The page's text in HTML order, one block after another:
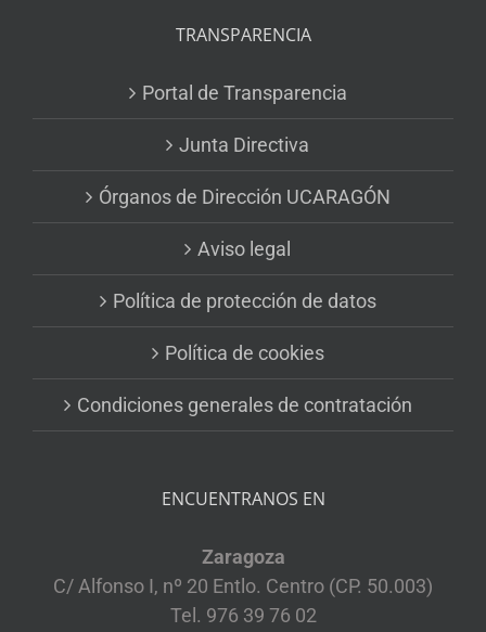
TRANSPARENCIA
Portal de Transparencia
Junta Directiva
Órganos de Dirección UCARAGÓN
Aviso legal
Política de protección de datos
Política de cookies
Condiciones generales de contratación
ENCUENTRANOS EN
Zaragoza
C/ Alfonso I, nº 20 Entlo. Centro (CP. 50.003)
Tel. 976 39 76 02